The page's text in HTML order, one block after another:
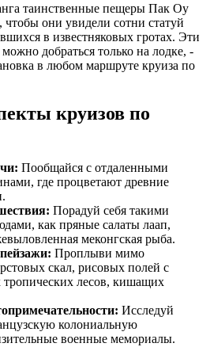
таинственные пещеры Пак Оу
они увидели сотни статуй
в известняковых гротах. Эти
добраться только на лодке, -
в любом маршруте круиза по
круизов по
Пообщайся с отдаленными
где процветают древние
Порадуй себя такими
как пряные салаты лаап,
меконгская рыба.
Проплыви мимо
скал, рисовых полей с
тропических лесов, кишащих
Исследуй
колониальную
военные мемориалы.